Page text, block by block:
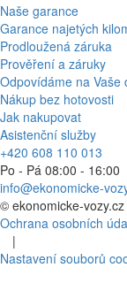
Naše garance
Garance najetých
Prodloužená záruka
Prověření a záruky
Odpovídáme na Vaše
Nákup bez hotovosti
Jak nakupovat
Asistenční služby
+420 608 110 013
Po - Pá 08:00 - 16:00
info@ekonomicke-
© ekonomicke-vozy.cz
Ochrana osobních
|
Nastavení souborů